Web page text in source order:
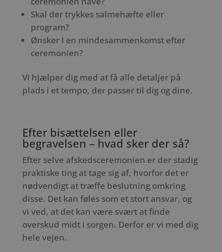
Skal der trykkes salmehæfte eller
program?
Ønsker I en mindesammenkomst efter
ceremonien?
Vi hjælper dig med at få alle detaljer på
plads i et tempo, der passer til dig og dine.
Efter bisættelsen eller
begravelsen – hvad sker der så?
Efter selve afskedsceremonien er der stadig
praktiske ting at tage sig af, hvorfor det er
nødvendigt at træffe beslutning omkring
disse. Det kan føles som et stort ansvar, og
vi ved, at det kan være svært at finde
overskud midt i sorgen. Derfor er vi med dig
hele vejen.